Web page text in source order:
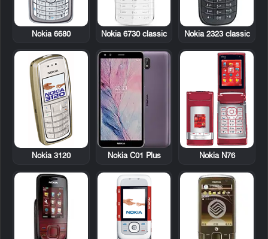
Nokia 2323 classic
Nokia 6730 classic
Nokia 6680
Nokia N76
Nokia C01 Plus
Nokia 3120